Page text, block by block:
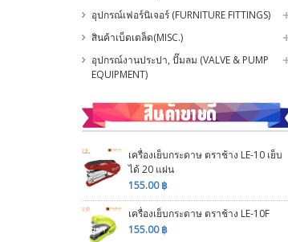
อุปกรณ์เฟอร์นิเจอร์ (FURNITURE FITTINGS)
สินค้าเบ็ดเตล็ด(MISC.)
อุปกรณ์งานประปา, ปั๊มลม (VALVE & PUMP
EQUIPMENT)
เครื่องเย็บกระดาษ ตราช้าง LE-10 เย็บ
ได้ 20 แผ่น
155.00 ฿
เครื่องเย็บกระดาษ ตราช้าง LE-10F
155.00 ฿